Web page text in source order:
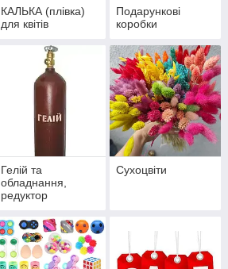
КАЛЬКА (плівка)
для квітів
Подарункові
коробки
Гелій та
обладнання,
редуктор
Сухоцвіти